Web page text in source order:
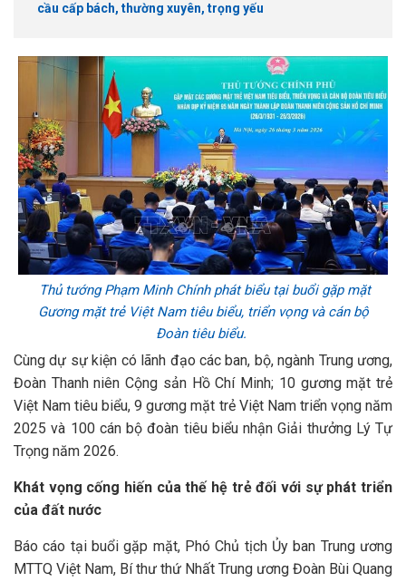
cầu cấp bách, thường xuyên, trọng yếu
Thủ tướng Phạm Minh Chính phát biểu tại buổi gặp mặt
Gương mặt trẻ Việt Nam tiêu biểu, triển vọng và cán bộ
Đoàn tiêu biểu.
Cùng dự sự kiện có lãnh đạo các ban, bộ, ngành Trung ương,
Đoàn Thanh niên Cộng sản Hồ Chí Minh; 10 gương mặt trẻ
Việt Nam tiêu biểu, 9 gương mặt trẻ Việt Nam triển vọng năm
2025 và 100 cán bộ đoàn tiêu biểu nhận Giải thưởng Lý Tự
Trọng năm 2026.
Khát vọng cống hiến của thế hệ trẻ đối với sự phát triển
của đất nước
Báo cáo tại buổi gặp mặt, Phó Chủ tịch Ủy ban Trung ương
MTTQ Việt Nam, Bí thư thứ Nhất Trung ương Đoàn Bùi Quang